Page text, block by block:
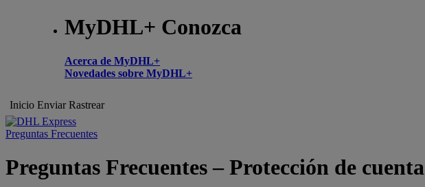
MyDHL+ Conozca
Acerca de MyDHL+
Novedades sobre MyDHL+
Inicio Enviar Rastrear
Preguntas Frecuentes
Preguntas Frecuentes – Protección de cuenta